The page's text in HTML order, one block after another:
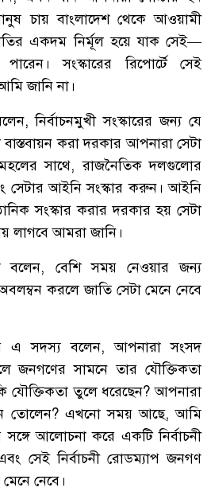
চায় বাংলাদেশ থেকে আওয়ামী
একদম নির্মূল হয়ে যাক সেই—
সংস্কারের রিপোর্টে সেই
জানি না।
নির্বাচনমুখী সংস্কারের জন্য যে
বাস্তবায়ন করা দরকার আপনারা সেটা
সাথে, রাজনৈতিক দলগুলোর
আইনি সংস্কার করুন। আইনি
সংস্কার করার দরকার হয় সেটা
আমরা জানি।
বলেন, বেশি সময় নেওয়ার জন্য
করলে জাতি সেটা মেনে নেবে
এ সদস্য বলেন, আপনারা সংসদ
জনগণের সামনে তার যৌক্তিকতা
যৌক্তিকতা তুলে ধরেছেন? আপনারা
তোলেন? এখনো সময় আছে, আমি
আলোচনা করে একটি নির্বাচনী
সেই নির্বাচনী রোডম্যাপ জনগণ
নেবে।